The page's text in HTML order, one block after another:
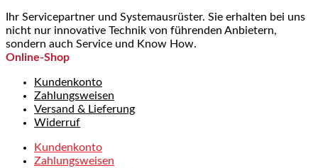
Ihr Servicepartner und Systemausrüster. Sie erhalten bei uns
nicht nur innovative Technik von führenden Anbietern,
sondern auch Service und Know How.
Online-Shop
Kundenkonto
Zahlungsweisen
Versand & Lieferung
Widerruf
Kundenkonto
Zahlungsweisen